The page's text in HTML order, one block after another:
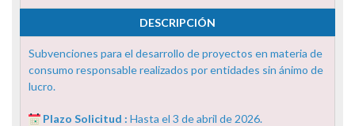
DESCRIPCIÓN
Subvenciones para el desarrollo de proyectos en materia de
consumo responsable realizados por entidades sin ánimo de
lucro.
Plazo Solicitud : Hasta el 3 de abril de 2026.